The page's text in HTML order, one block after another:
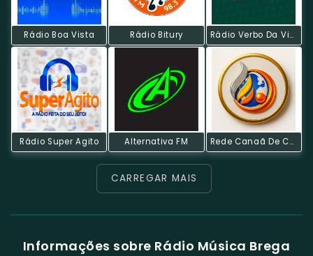
Rádio Boa Vista Rádio Bitury Rádio Verbo Da Vida
Rádio Super Agito Alternativa FM Rede Canaã De Comunicação
CARREGAR MAIS
Informações sobre Rádio Música Brega